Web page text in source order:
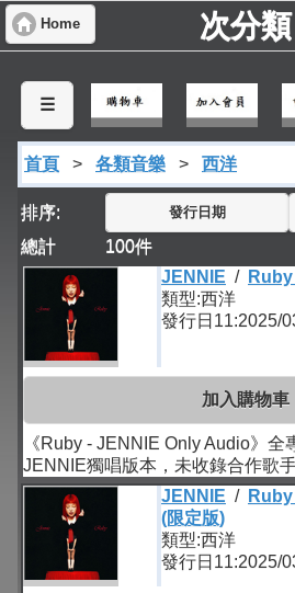
Home 次分類
☰
首頁 > 各類音樂 > 西洋
排序: 發行日期
總計 100件
JENNIE /
類型:西洋
發行日11:2025/
加入購物車
《Ruby - JENNIE Only Audio》全
JENNIE獨唱版本，未收錄合作歌手
JENNIE /
(限定版)
類型:西洋
發行日11:2025/